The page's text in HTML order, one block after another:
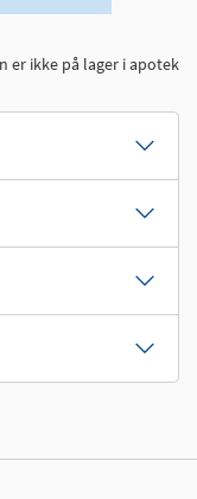
er ikke på lager i apotek